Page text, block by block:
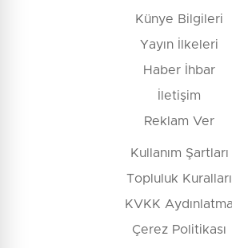
Künye Bilgileri
Yayın İlkeleri
Haber İhbar
İletişim
Reklam Ver
Kullanım Şartları
Topluluk Kuralları
KVKK Aydınlatma
Çerez Politikası